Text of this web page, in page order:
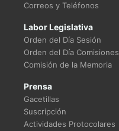
Correos y Teléfonos
Labor Legislativa
Orden del Día Sesión
Orden del Día Comisiones
Comisión de la Memoria
Prensa
Gacetillas
Suscripción
Actividades Protocolares